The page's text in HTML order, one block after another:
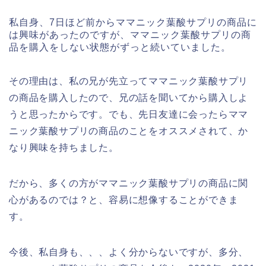
私自身、7日ほど前からママニック葉酸サプリの商品に
は興味があったのですが、ママニック葉酸サプリの商
品を購入をしない状態がずっと続いていました。
その理由は、私の兄が先立ってママニック葉酸サプリ
の商品を購入したので、兄の話を聞いてから購入しよ
うと思ったからです。でも、先日友達に会ったらママ
ニック葉酸サプリの商品のことをオススメされて、か
なり興味を持ちました。
だから、多くの方がママニック葉酸サプリの商品に関
心があるのでは？と、容易に想像することができま
す。
今後、私自身も、、、よく分からないですが、多分、